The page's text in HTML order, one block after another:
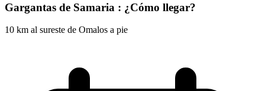
Gargantas de Samaria : ¿Cómo llegar?
10 km al sureste de Omalos a pie